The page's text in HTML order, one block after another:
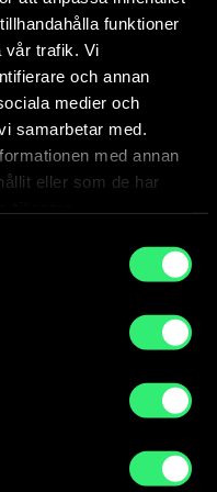
funktioner
vår trafik. Vi
och annan
medier och
samarbetar med.
med annan
eller som de har
tjänster.